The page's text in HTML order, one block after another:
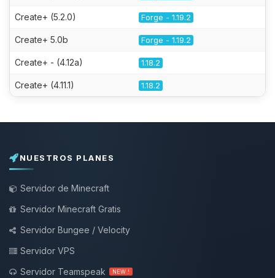
Create+ (5.2.0) Forge - 1.19.2
Create+ 5.0b Forge - 1.19.2
Create+ - (4.12a) 1.18.2
Create+ (4.11.1) 1.18.2
NUESTROS PLANES
Servidor de Minecraft
Servidor Minecraft Gratis
Servidor Bungee / Velocity
Servidor VPS
Servidor Teamspeak
NEW !